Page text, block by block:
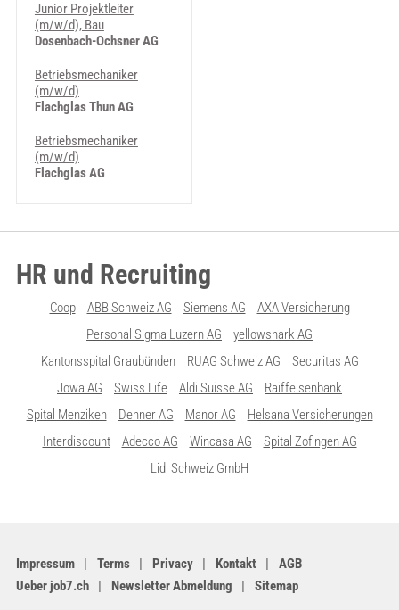
Junior Projektleiter
(m/w/d), Bau
Dosenbach-Ochsner AG
Betriebsmechaniker
(m/w/d)
Flachglas Thun AG
Betriebsmechaniker
(m/w/d)
Flachglas AG
HR und Recruiting
Coop ABB Schweiz AG Siemens AG
AXA Versicherung
Personal Sigma Luzern AG
yellowshark AG
Kantonsspital Graubünden
RUAG Schweiz AG
Securitas AG
Jowa AG
Swiss Life Aldi Suisse AG
Raiffeisenbank
Spital Menziken
Denner AG Manor AG
Helsana Versicherungen
Interdiscount
Adecco AG Wincasa AG
Spital Zofingen AG
Lidl Schweiz GmbH
Impressum Terms Privacy Kontakt
AGB
Ueber job7.ch
Newsletter Abmeldung Sitemap